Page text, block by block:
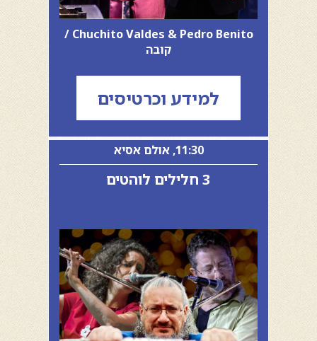
Chuchito Valdes & Pedro Benito /
קובה
למידע וכרטיסים
11:30, אולם אסיא
3 חלילים לוהטים